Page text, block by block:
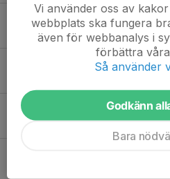
Match(er) v. 32
2 aug, 21:10 0
Arbetspass
Info om kommande
27 jul, 15:40 0
Vi använder oss av
webbplats ska fungera
även för webbanalys i
förbättra
Så använder
Godkänn
Bara